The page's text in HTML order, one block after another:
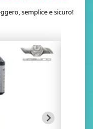
semplice e sicuro!